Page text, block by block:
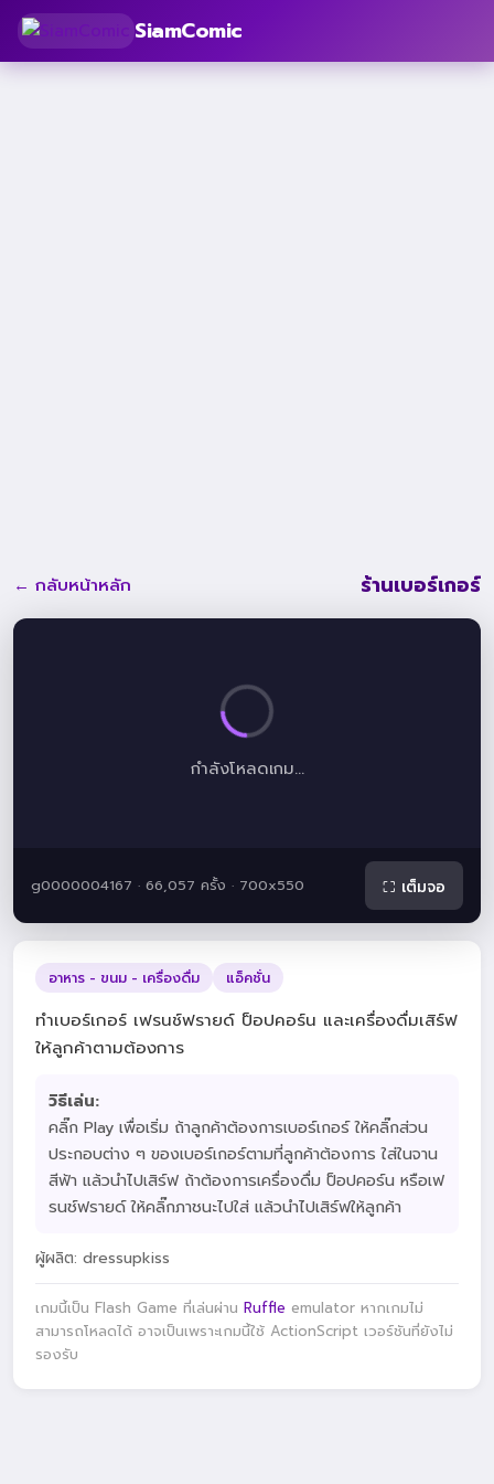
SiamComic
← กลับหน้าหลัก ร้านเบอร์เกอร์
กำลังโหลดเกม...
g0000004167 · 66,057 ครั้ง · 700x550 ⛶ เต็มจอ
อาหาร - ขนม - เครื่องดื่ม แอ็คชั่น
ทำเบอร์เกอร์ เฟรนช์ฟรายด์ ป็อปคอร์น และเครื่องดื่มเสิร์ฟ
ให้ลูกค้าตามต้องการ
วิธีเล่น:
คลิ๊ก Play เพื่อเริ่ม ถ้าลูกค้าต้องการเบอร์เกอร์ ให้คลิ๊กส่วน
ประกอบต่าง ๆ ของเบอร์เกอร์ตามที่ลูกค้าต้องการ ใส่ในจาน
สีฟ้า แล้วนำไปเสิร์ฟ ถ้าต้องการเครื่องดื่ม ป็อปคอร์น หรือเฟ
รนช์ฟรายด์ ให้คลิ๊กภาชนะไปใส่ แล้วนำไปเสิร์ฟให้ลูกค้า
ผู้ผลิต: dressupkiss
เกมนี้เป็น Flash Game ที่เล่นผ่าน Ruffle emulator หากเกมไม่
สามารถโหลดได้ อาจเป็นเพราะเกมนี้ใช้ ActionScript เวอร์ชันที่ยังไม่
รองรับ